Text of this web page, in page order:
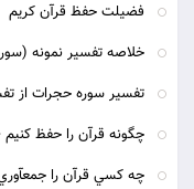
فضیلت حفظ قرآن کریم
خلاصه تفسیر نمونه
تفسیر سوره حجرات از
چگونه قرآن را حفظ
چه كسي قرآن را